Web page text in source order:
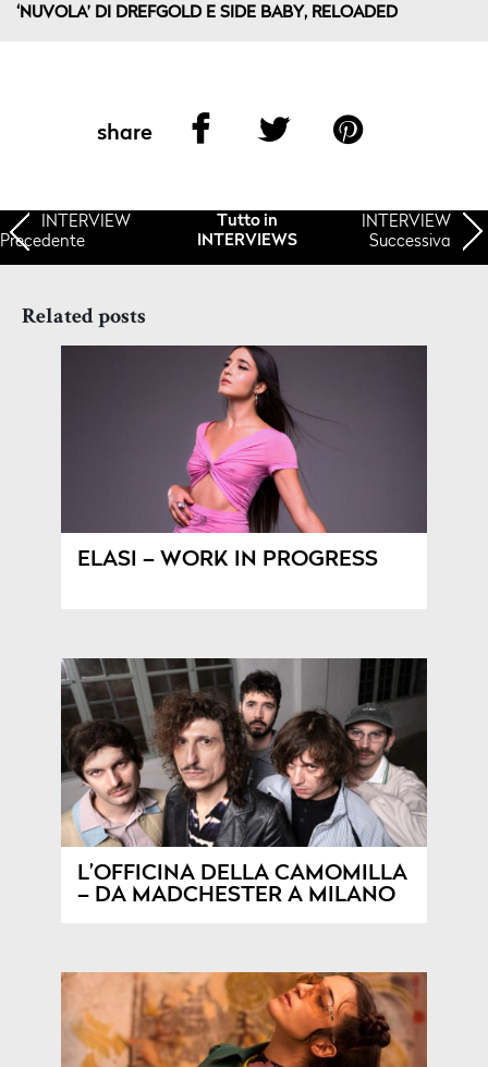
‘NUVOLA’ DI DREFGOLD E SIDE BABY, RELOADED
share
INTERVIEW
Precedente
Tutto in
INTERVIEWS
INTERVIEW
Successiva
Related posts
ELASI – WORK IN PROGRESS
L’OFFICINA DELLA CAMOMILLA
– DA MADCHESTER A MILANO